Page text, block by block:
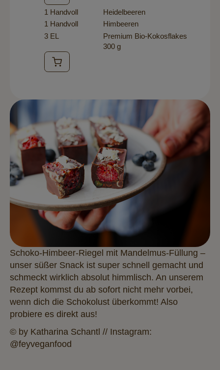
1 Handvoll
Heidelbeeren
1 Handvoll
Himbeeren
3 EL
Premium Bio-Kokosflakes
300 g
Schoko-Himbeer-Riegel mit Mandelmus-Füllung –
unser süßer Snack ist super schnell gemacht und
schmeckt wirklich absolut himmlisch. An unserem
Rezept kommst du ab sofort nicht mehr vorbei,
wenn dich die Schokolust überkommt! Also
probiere es direkt aus!
© by Katharina Schantl // Instagram:
@feyveganfood